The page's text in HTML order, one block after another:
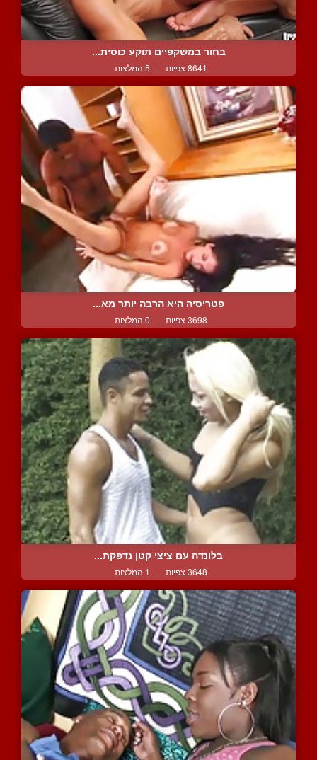
בחור במשקפיים תוקע כוסית...
8641 צפיות | 5 המלצות
פטריסיה היא הרבה יותר מא...
3698 צפיות | 0 המלצות
בלונדה עם ציצי קטן נדפקת...
3648 צפיות | 1 המלצות